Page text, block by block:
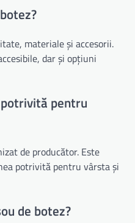
materiale și accesorii.
dar și opțiuni
pentru
de producător. Este
potrivită pentru vârsta și
de botez?